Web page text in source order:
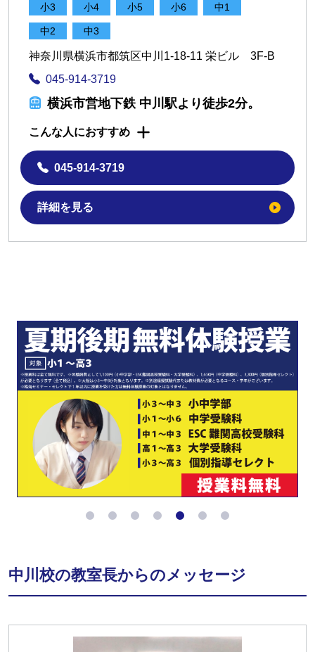
小3 小4 小5 小6 中1
中2 中3
神奈川県横浜市都筑区中川1-18-11 栄ビル 3F-B
045-914-3719
横浜市営地下鉄 中川駅より徒歩2分。
こんな人におすすめ
045-914-3719
詳細を見る
中川校の教室長からのメッセージ